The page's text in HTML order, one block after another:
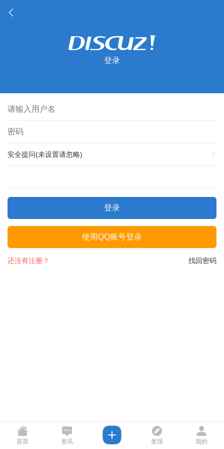
登录
安全提问(未设置请忽略)
登录
使用QQ账号登录
找回密码
还没有注册？
首页 资讯 发现 我的